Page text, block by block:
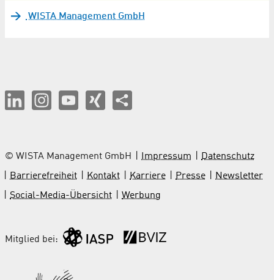
WISTA Management GmbH
© WISTA Management GmbH Impressum
Datenschutz
Barrierefreiheit
Kontakt Karriere Presse
Newsletter
Social-Media-Übersicht
Werbung
Mitglied bei: